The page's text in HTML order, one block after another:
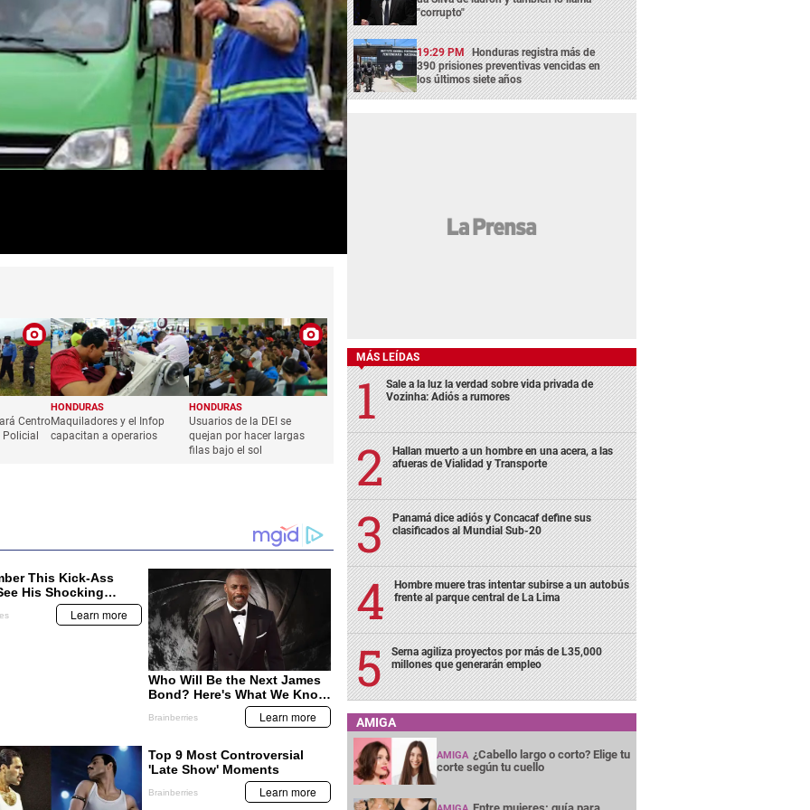
Centro
Policial
HONDURAS
Maquiladores y el Infop
capacitan a operarios
HONDURAS
Usuarios de la DEI se
quejan por hacer largas
filas bajo el sol
"corrupto"
19:29 PM Honduras registra más de
390 prisiones preventivas vencidas en
los últimos siete años
MÁS LEÍDAS
Sale a la luz la verdad sobre vida privada de
Vozinha: Adiós a rumores
Hallan muerto a un hombre en una acera, a las
afueras de Vialidad y Transporte
Panamá dice adiós y Concacaf define sus
clasificados al Mundial Sub-20
Hombre muere tras intentar subirse a un autobús
frente al parque central de La Lima
Serna agiliza proyectos por más de L35,000
millones que generarán empleo
AMIGA
AMIGA ¿Cabello largo o corto? Elige tu
corte según tu cuello